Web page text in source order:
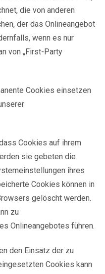
die von anderen
der das Onlineangebot
wenn es nur
von „First-Party
Cookies einsetzen
Cookies auf ihrem
sie gebeten die
ihres
Cookies können in
gelöscht werden.
zu
Onlineangebotes führen.
den Einsatz der zu
Cookies kann